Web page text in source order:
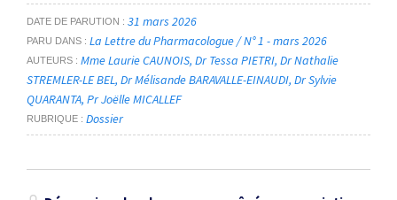
DATE DE PARUTION 31 mars 2026
PARU DANS La Lettre du Pharmacologue / N° 1 - mars 2026
AUTEURS Mme Laurie CAUNOIS Dr Tessa PIETRI Dr Nathalie
STREMLER-LE BEL Dr Mélisande BARAVALLE-EINAUDI Dr Sylvie
QUARANTA Pr Joëlle MICALLEF
RUBRIQUE Dossier